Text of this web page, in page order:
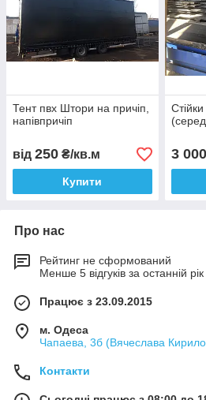
Тент пвх Штори на причіп,
напівпричіп
від 250 ₴/кв.м
Купити
3 000
Про нас
Рейтинг не сформований
Менше 5 відгуків за останній рік
Працює з 23.09.2015
м. Одеса
Чапаева, 3б (Вячеслава
Контакти